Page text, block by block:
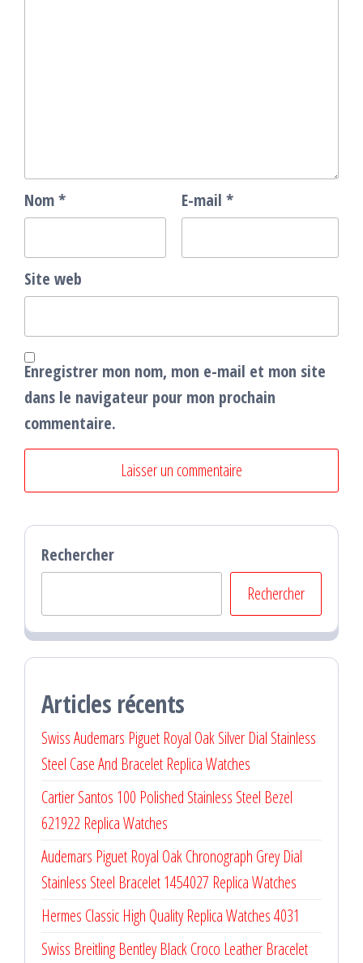
Nom* E-mail *
Site web
Enregistrer mon nom, mon e-mail et mon site
dans le navigateur pour mon prochain
commentaire.
Rechercher
Rechercher
Articles récents
Swiss Audemars Piguet Royal Oak Silver Dial Stainless
Steel Case And Bracelet Replica Watches
Cartier Santos 100 Polished Stainless Steel Bezel
621922 Replica Watches
Audemars Piguet Royal Oak Chronograph Grey Dial
Stainless Steel Bracelet 1454027 Replica Watches
Hermes Classic High Quality Replica Watches 4031
Swiss Breitling Bentley Black Croco Leather Bracelet